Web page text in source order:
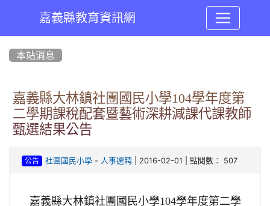
嘉義縣教育資訊網
本站消息
嘉義縣大林鎮社團國民小學104學年度第
二學期課稅配套暨藝術深耕減課代課教師
甄選結果公告
公告 社團國民小學- 人事選聘| 2016-02-01 | 點閱數： 507
嘉義縣大林鎮社團國民小學104學年度第二學